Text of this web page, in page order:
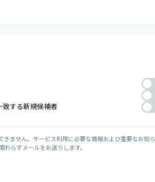
致する新規候補者
きません。サービス利用に必要な情報および重要なお知ら
らずメールをお送りします。